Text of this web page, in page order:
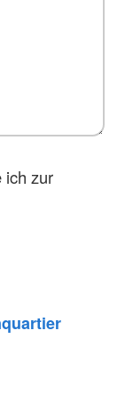
ich zur